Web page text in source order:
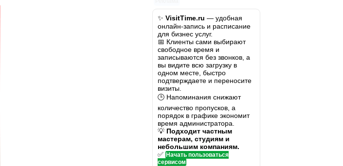
✨ VisitTime.ru — удобная
онлайн-запись и расписание
для бизнес услуг.
📅 Клиенты сами выбирают
свободное время и
записываются без звонков, а
вы видите всю загрузку в
одном месте, быстро
подтверждаете и переносите
визиты.
🕒 Напоминания снижают
количество пропусков, а
порядок в графике экономит
время администратора.
💡 Подходит частным
мастерам, студиям и
небольшим компаниям.
✅ Начать пользоваться
сервисом